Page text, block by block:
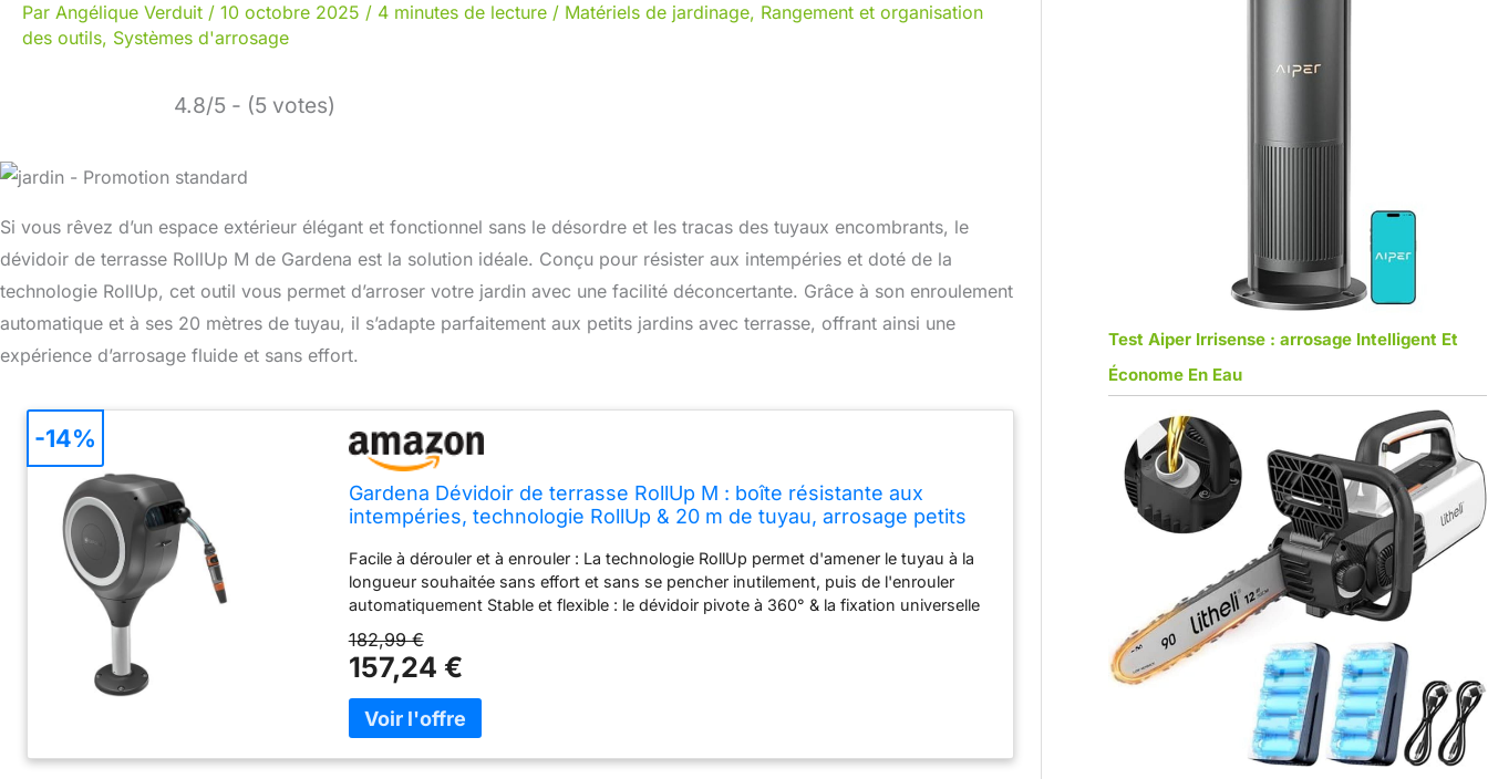
Par Angélique Verduit / 10 octobre 2025 / 4 minutes de lecture / Matériels de jardinage, Rangement et organisation
des outils, Systèmes d'arrosage
4.8/5 - (5 votes)
Si vous rêvez d’un espace extérieur élégant et fonctionnel sans le désordre et les tracas des tuyaux encombrants, le
dévidoir de terrasse RollUp M de Gardena est la solution idéale. Conçu pour résister aux intempéries et doté de la
technologie RollUp, cet outil vous permet d’arroser votre jardin avec une facilité déconcertante. Grâce à son enroulement
automatique et à ses 20 mètres de tuyau, il s’adapte parfaitement aux petits jardins avec terrasse, offrant ainsi une
expérience d’arrosage fluide et sans effort.
Gardena Dévidoir de terrasse RollUp M : boîte résistante aux
intempéries, technologie RollUp & 20 m de tuyau, arrosage petits
20)
Facile à dérouler et à enrouler : La technologie RollUp permet d'amener le tuyau à la
longueur souhaitée sans effort et sans se pencher inutilement, puis de l'enrouler
automatiquement Stable et flexible : le dévidoir pivote à 360° & la fixation universelle
pour les jardins de taille moyenne Durable et sûr : grâce à la technologie RollControl,
le tuyau n'est pas endommagé lors de son enroulement. Le guide-tuyau intégré évite
les nœuds et les torsions Résistant aux intempéries : grâce à la protection contre les
UV & le gel, la boîte est utilisable toute l’année & ne doit pas être démonté en hiver
Contenu de livraison : 1 x Gardena dévidoir pour terrasse RollUp de qualité S, 20 m de
tuyau 11 mm, 1 x tuyau de raccordement, pièces originales Gardena (raccord de
182,99 €
157,24 €
-14%
Test Aiper Irrisense : arrosage Intelligent Et
Économe En Eau